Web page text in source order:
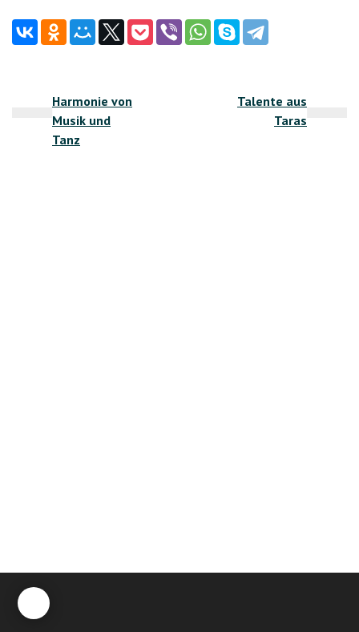
Harmonie von
Musik und
Tanz
Talente aus
Taras